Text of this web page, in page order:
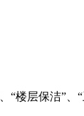
楼层保洁”、